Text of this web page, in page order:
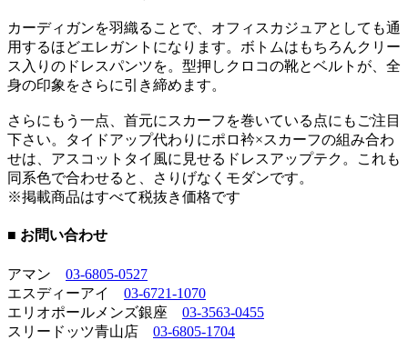
カーディガンを羽織ることで、オフィスカジュアとしても通
用するほどエレガントになります。ボトムはもちろんクリー
ス入りのドレスパンツを。型押しクロコの靴とベルトが、全
身の印象をさらに引き締めます。
さらにもう一点、首元にスカーフを巻いている点にもご注目
下さい。タイドアップ代わりにポロ衿×スカーフの組み合わ
せは、アスコットタイ風に見せるドレスアップテク。これも
同系色で合わせると、さりげなくモダンです。
※掲載商品はすべて税抜き価格です
■ お問い合わせ
アマン 03-6805-0527
エスディーアイ 03-6721-1070
エリオポールメンズ銀座 03-3563-0455
スリードッツ青山店 03-6805-1704